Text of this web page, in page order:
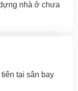
nhà ở chưa
tại sân bay